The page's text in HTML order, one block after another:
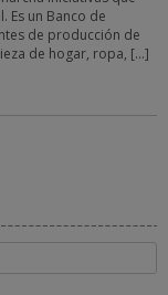
Es un Banco de
de producción de
de hogar, ropa, […]